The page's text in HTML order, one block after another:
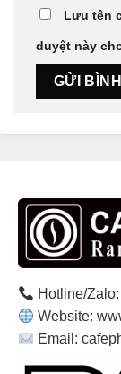
Lưu tên
duyệt này
Hotline/
Website:
Email: